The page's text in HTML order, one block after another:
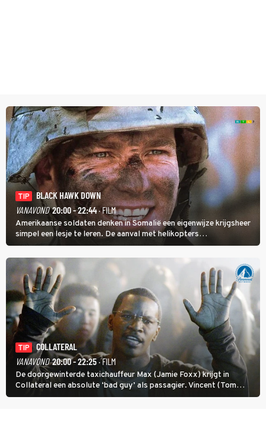
TIP
BLACK HAWK DOWN
VANAVOND 20:00 - 22:44· FILM
Amerikaanse soldaten denken in Somalië een eigenwijze krijgsheer
simpel een lesje te leren. De aanval met helikopters
verloopt in Black Hawk down dramatisch.
TIP
COLLATERAL
VANAVOND 20:00 - 22:25· FILM
De doorgewinterde taxichauffeur Max (Jamie Foxx) krijgt in
Collateral een absolute ‘bad guy’ als passagier. Vincent (Tom
Cruise) heeft hem nodig om hem de stad door te loodsen om een